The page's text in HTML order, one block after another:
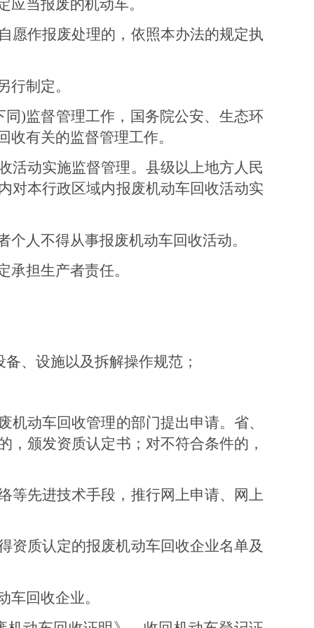
当报废的机动车。
愿作报废处理的，依照本办法的规定执
制定。
同)监督管理工作，国务院公安、生态环
有关的监督管理工作。
动实施监督管理。 县级以上地方人民
对本行政区域内报废机动车回收活动实
人不得从事报废机动车回收活动。
担生产者责任。
、设施以及拆解操作规范；
动车回收管理的部门提出申请。省、
颁发资质认定书；对不符合条件的，
等先进技术手段，推行网上申请、网上
资质认定的报废机动车回收企业名单及
回收企业。